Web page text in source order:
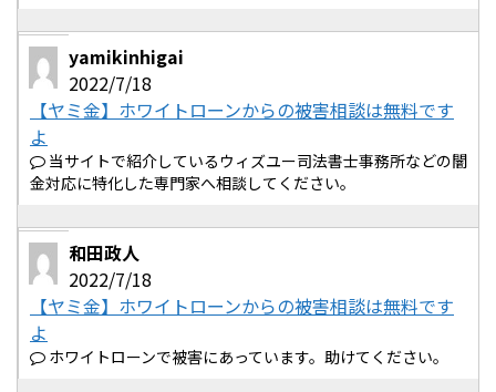
yamikinhigai
2022/7/18
【ヤミ金】ホワイトローンからの被害相談は無料です
よ
当サイトで紹介しているウィズユー司法書士事務所などの闇
金対応に特化した専門家へ相談してください。
和田政人
2022/7/18
【ヤミ金】ホワイトローンからの被害相談は無料です
よ
ホワイトローンで被害にあっています。助けてください。